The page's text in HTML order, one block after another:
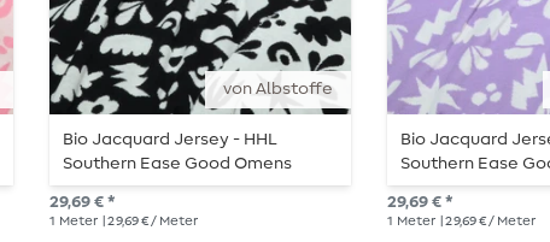
von Albstoffe
Bio Jacquard Jersey - HHL
Southern Ease Good Omens
Doubleface Schwarz
29,69 € *
1 Meter | 29,69 € / Meter
Bio Jacquard
Southern Ease
Doubleface Lila
29,69 € *
1 Meter | 29,69 € / Meter